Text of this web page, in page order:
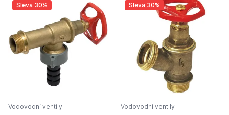
Sleva 30%
Vodovodní ventily
Sleva 30%
Vodovodní ventily